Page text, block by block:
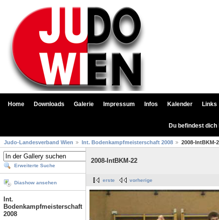
Home Downloads Galerie Impressum Infos Kalender Links
Du befindest
Judo-Landesverband Wien Int. Bodenkampfmeisterschaft 2008 2008-IntBKM-
Erweiterte Suche
Diashow ansehen
Int.
Bodenkampfmeisterschaft
2008
2008-IntBKM-22
erste vorherige